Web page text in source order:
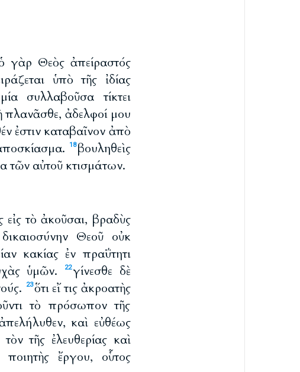
γὰρ Θεὸς ἀπείραστός
ὑπὸ τῆς ἰδίας
συλλαβοῦσα τίκτει
ἀδελφοί μου
ἐστιν καταβαῖνον ἀπὸ
18 βουληθεὶς
τῶν αὐτοῦ κτισμάτων.
τὸ ἀκοῦσαι, βραδὺς
Θεοῦ οὐκ
κακίας ἐν πραΰτητι
ὑμῶν.
22 γίνεσθε δὲ
23ὅτι εἴ τις ἀκροατὴς
τὸ πρόσωπον τῆς
καὶ εὐθέως
τῆς ἐλευθερίας καὶ
ἔργου, οὗτος